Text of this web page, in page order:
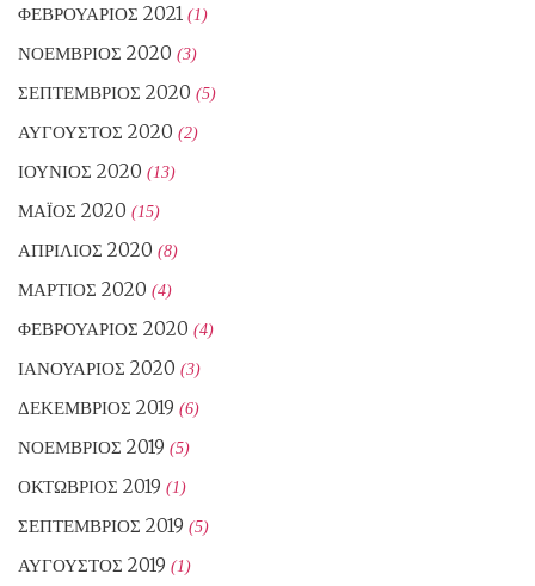
ΦΕΒΡΟΥΆΡΙΟΣ 2021 (1)
ΝΟΈΜΒΡΙΟΣ 2020 (3)
ΣΕΠΤΈΜΒΡΙΟΣ 2020 (5)
ΑΎΓΟΥΣΤΟΣ 2020 (2)
ΙΟΎΝΙΟΣ 2020 (13)
ΜΆΙΟΣ 2020 (15)
ΑΠΡΊΛΙΟΣ 2020 (8)
ΜΆΡΤΙΟΣ 2020 (4)
ΦΕΒΡΟΥΆΡΙΟΣ 2020 (4)
ΙΑΝΟΥΆΡΙΟΣ 2020 (3)
ΔΕΚΈΜΒΡΙΟΣ 2019 (6)
ΝΟΈΜΒΡΙΟΣ 2019 (5)
ΟΚΤΏΒΡΙΟΣ 2019 (1)
ΣΕΠΤΈΜΒΡΙΟΣ 2019 (5)
ΑΎΓΟΥΣΤΟΣ 2019 (1)